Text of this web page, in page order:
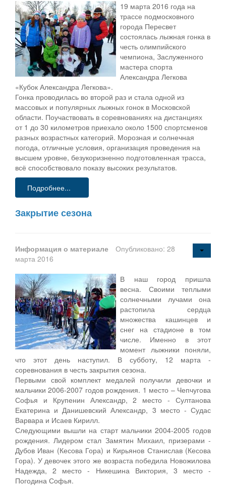
19 марта 2016 года на
трассе подмосковного
города Пересвет
состоялась лыжная гонка в
честь олимпийского
чемпиона, Заслуженного
мастера спорта
Александра Легкова
«Кубок Александра Легкова».
Гонка проводилась во второй раз и стала одной из
массовых и популярных лыжных гонок в Московской
области. Поучаствовать в соревнованиях на дистанциях
от 1 до 30 километров приехало около 1500 спортсменов
разных возрастных категорий. Морозная и солнечная
погода, отличные условия, организация проведения на
высшем уровне, безукоризненно подготовленная трасса,
всё способствовало показу высоких результатов.
Подробнее...
Закрытие сезона
Информация о материале
Опубликовано: 28
марта 2016
В наш город пришла
весна. Своими теплыми
солнечными лучами она
растопила сердца
множества кашинцев и
снег на стадионе в том
числе. Именно в этот
момент лыжники поняли,
что этот день наступил. В субботу, 12 марта -
соревнования в честь закрытия сезона.
Первыми свой комплект медалей получили девочки и
мальчики 2006-2007 годов рождения. 1 место – Чепчугова
Софья и Крупенин Александр, 2 место - Султанова
Екатерина и Данишевский Александр, 3 место - Судас
Варвара и Исаев Кирилл.
Следующими вышли на старт мальчики 2004-2005 годов
рождения. Лидером стал Замятин Михаил, призерами -
Дубов Иван (Кесова Гора) и Кирьянов Станислав (Кесова
Гора). У девочек этого же возраста победила Новожилова
Надежда, 2 место - Никешина Виктория, 3 место -
Погодина Софья.